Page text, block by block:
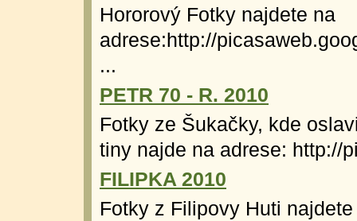
Hororový Fotky najdete na
adrese:http://
...
PETR 70 - R. 2010
Fotky ze Šukačky, kde
tiny najde na adrese: http://
FILIPKA 2010
Fotky z Filipovy Huti